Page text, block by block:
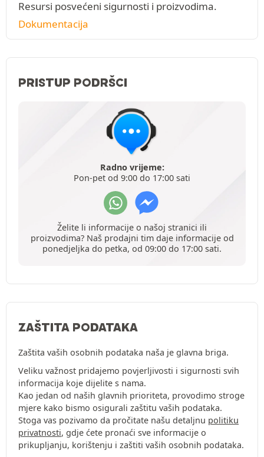
Resursi posvećeni sigurnosti i proizvodima.
Dokumentacija
PRISTUP PODRŠCI
Radno vrijeme:
Pon-pet od 9:00 do 17:00 sati
Želite li informacije o našoj stranici ili
proizvodima? Naš prodajni tim daje informacije od
ponedjeljka do petka, od 09:00 do 17:00 sati.
ZAŠTITA PODATAKA
Zaštita vaših osobnih podataka naša je glavna briga.
Veliku važnost pridajemo povjerljivosti i sigurnosti svih
informacija koje dijelite s nama.
Kao jedan od naših glavnih prioriteta, provodimo stroge
mjere kako bismo osigurali zaštitu vaših podataka.
Stoga vas pozivamo da pročitate našu detaljnu politiku
privatnosti, gdje ćete pronaći sve informacije o
prikupljanju, korištenju i zaštiti vaših osobnih podataka.